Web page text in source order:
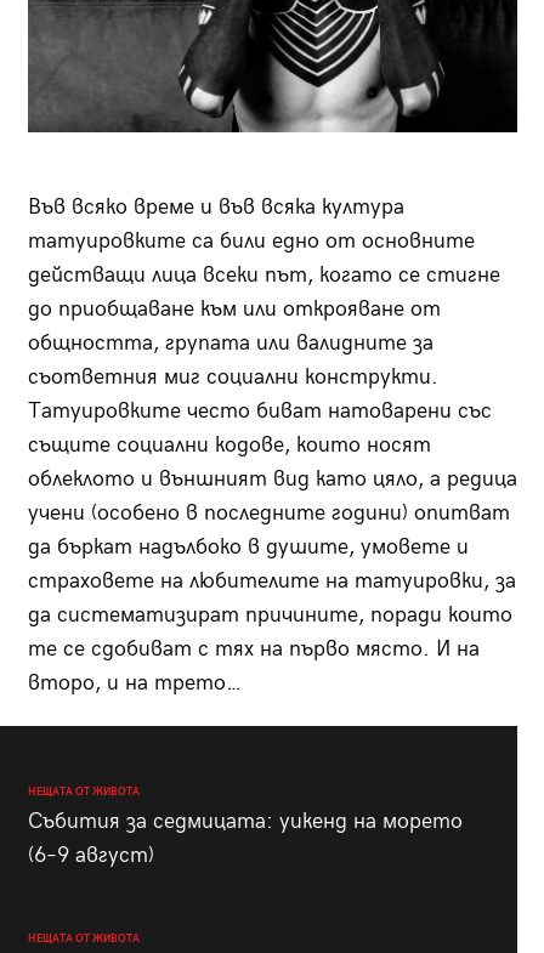
Във всяко време и във всяка култура
татуировките са били едно от основните
действащи лица всеки път, когато се стигне
до приобщаване към или открояване от
общността, групата или валидните за
съответния миг социални конструкти.
Татуировките често биват натоварени със
същите социални кодове, които носят
облеклото и външният вид като цяло, а редица
учени (особено в последните години) опитват
да бъркат надълбоко в душите, умовете и
страховете на любителите на татуировки, за
да систематизират причините, поради които
те се сдобиват с тях на първо място. И на
второ, и на трето…
НЕЩАТА ОТ ЖИВОТА
Събития за седмицата: уикенд на морето
(6–9 август)
НЕЩАТА ОТ ЖИВОТА